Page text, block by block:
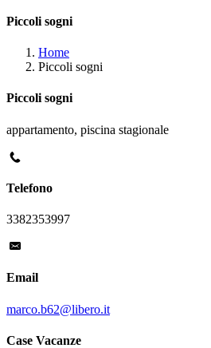
Piccoli sogni
Home
Piccoli sogni
Piccoli sogni
appartamento, piscina stagionale
Telefono
3382353997
Email
marco.b62@libero.it
Case Vacanze